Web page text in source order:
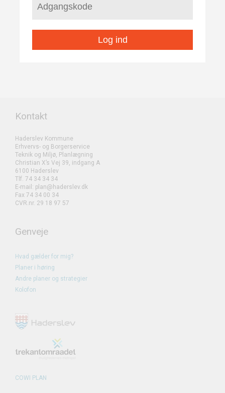
Log ind
Kontakt
Haderslev Kommune
Erhvervs- og Borgerservice
Teknik og Miljø, Planlægning
Christian X’s Vej 39, indgang A
6100 Haderslev
Tlf. 74 34 34 34
E-mail: plan@haderslev.dk
Fax 74 34 00 34
CVR.nr. 29 18 97 57
Genveje
Hvad gælder for mig?
Planer i høring
Andre planer og strategier
Kolofon
COWI PLAN